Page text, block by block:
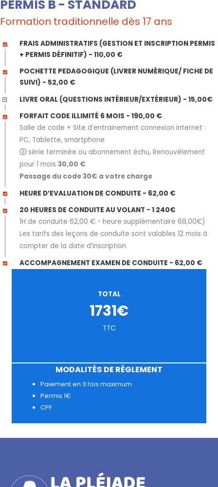
PERMIS B - STANDARD
Formation traditionnelle dès 17 ans
FRAIS ADMINISTRATIFS (GESTION ET INSCRIPTION PERMIS
+ PERMIS DÉFINITIF) - 110,00 €
POCHETTE PEDAGOGIQUE (LIVRER NUMÉRIQUE/ FICHE DE
SUIVI) - 52,00 €
LIVRE ORAL (QUESTIONS INTÉRIEUR/EXTÉRIEUR) - 15,00€
FORFAIT CODE ILLIMITÉ 6 MOIS - 190,00 €
Salle de code + Site d’entrainement connexion internet :
PC, Tablette, smartphone
ⓘ série terminée ou abonnement échu, Renouvèlement
pour 1 mois 30,00 €
Passage du code 30€ a votre charge
HEURE D’EVALUATION DE CONDUITE - 62,00 €
20 HEURES DE CONDUITE AU VOLANT - 1 240€
1H de conduite 62,00 € - heure supplémentaire 68,00€)
Les tarifs des leçons de conduite sont valables 12 mois à
compter de la date d’inscription
ACCOMPAGNEMENT EXAMEN DE CONDUITE - 62,00 €
TOTAL
1731€
TTC
MODALITÉS DE RÈGLEMENT
Paiement en 3 fois maximum
Permis 1€
CPF